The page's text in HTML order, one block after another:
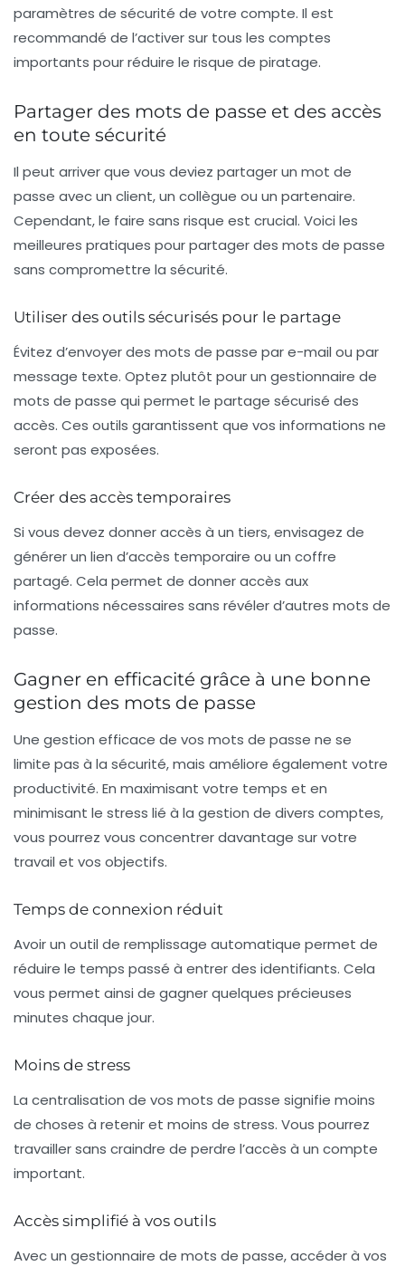
paramètres de sécurité de votre compte. Il est
recommandé de l’activer sur tous les comptes
importants pour réduire le risque de piratage.
Partager des mots de passe et des accès
en toute sécurité
Il peut arriver que vous deviez partager un mot de
passe avec un client, un collègue ou un partenaire.
Cependant, le faire sans risque est crucial. Voici les
meilleures pratiques pour partager des mots de passe
sans compromettre la sécurité.
Utiliser des outils sécurisés pour le partage
Évitez d’envoyer des mots de passe par e-mail ou par
message texte. Optez plutôt pour un gestionnaire de
mots de passe qui permet le partage sécurisé des
accès. Ces outils garantissent que vos informations ne
seront pas exposées.
Créer des accès temporaires
Si vous devez donner accès à un tiers, envisagez de
générer un lien d’accès temporaire ou un coffre
partagé. Cela permet de donner accès aux
informations nécessaires sans révéler d’autres mots de
passe.
Gagner en efficacité grâce à une bonne
gestion des mots de passe
Une gestion efficace de vos mots de passe ne se
limite pas à la sécurité, mais améliore également votre
productivité. En maximisant votre temps et en
minimisant le stress lié à la gestion de divers comptes,
vous pourrez vous concentrer davantage sur votre
travail et vos objectifs.
Temps de connexion réduit
Avoir un outil de remplissage automatique permet de
réduire le temps passé à entrer des identifiants. Cela
vous permet ainsi de gagner quelques précieuses
minutes chaque jour.
Moins de stress
La centralisation de vos mots de passe signifie moins
de choses à retenir et moins de stress. Vous pourrez
travailler sans craindre de perdre l’accès à un compte
important.
Accès simplifié à vos outils
Avec un gestionnaire de mots de passe, accéder à vos